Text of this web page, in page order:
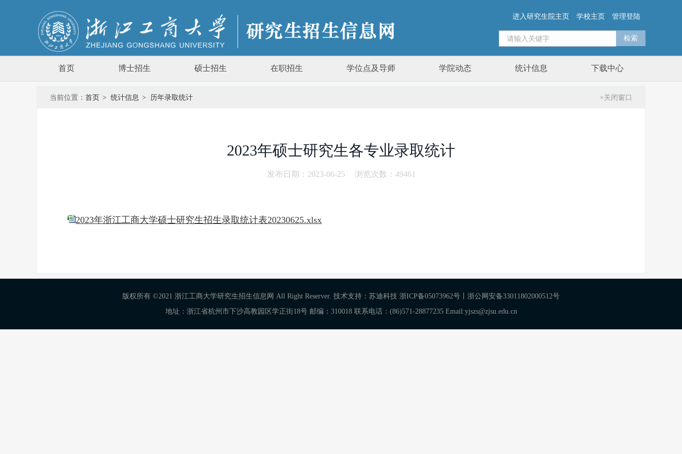
进入研究生院主页 学校主页 管理登陆
首页 博士招生 硕士招生 在职招生 学位点及导师 学院动态 统计信息 下载中心
当前位置： 首页 > 统计信息 > 历年录取统计 ×关闭窗口
2023年硕士研究生各专业录取统计
发布日期：2023-06-25 浏览次数： 49461
2023年浙江工商大学硕士研究生招生录取统计表20230625.xlsx
版权所有 ©2021 浙江工商大学研究生招生信息网 All Right Reserver. 技术支持：苏迪科技 浙ICP备05073962号
浙公网安备33011802000512号
地址：浙江省杭州市下沙高教园区学正街18号 邮编：310018 联系电话：(86)571-28877235 Email:yjszs@zjsu.edu.cn